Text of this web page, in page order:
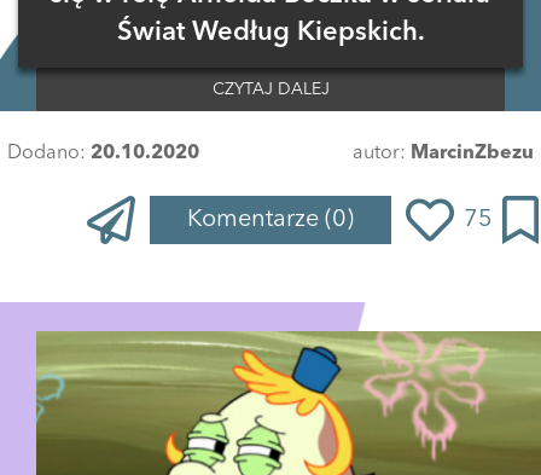
Świat Według Kiepskich.
CZYTAJ DALEJ
Dodano: 20.10.2020 autor: MarcinZbezu
Komentarze (0) 75